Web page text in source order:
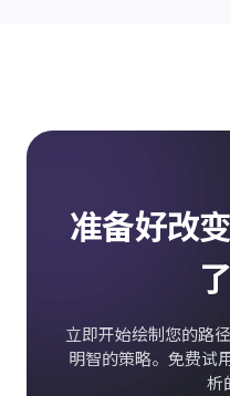
准备好改
立即开始绘制您的路
明智的策略。免费试
析